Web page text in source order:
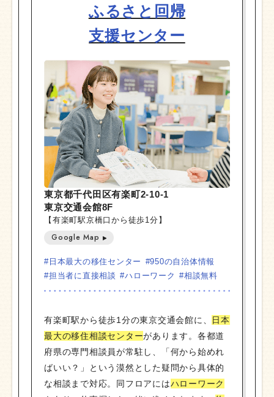
ふるさと回帰
支援センター
東京都千代田区有楽町2-10-1
東京交通会館8F
【有楽町駅京橋口から徒歩1分】
Google Map
#日本最大の移住センター #950の自治体情報
#担当者に直接相談 #ハローワーク #相談無料
有楽町駅から徒歩1分の東京交通会館に、
日本
最大の移住相談センターがあります。各都道
府県の専門相談員が常駐し、「何から始めれ
ばいい？」という漠然とした疑問から具体的
な相談まで対応。同フロアにはハローワーク